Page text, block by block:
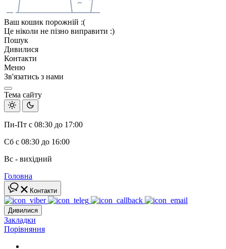
Ваш кошик порожній :(
Це ніколи не пізно виправити :)
Пошук
Дивилися
Контакти
Меню
Зв'язатись з нами
Тема сайту
Пн-Пт с 08:30 до 17:00
Сб с 08:30 до 16:00
Вс - вихідний
Головна
Контакти
Дивилися
Закладки
Порівняння